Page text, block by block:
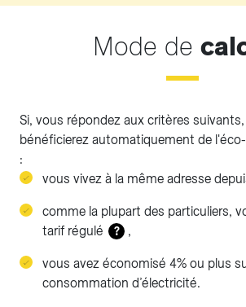
Mode de
Si, vous répondez aux critères
bénéficierez automatiquement de
:
vous vivez à la même adresse
comme la plupart des particuliers,
tarif régulé
? ,
vous avez économisé 4% ou plus
consommation d’électricité.